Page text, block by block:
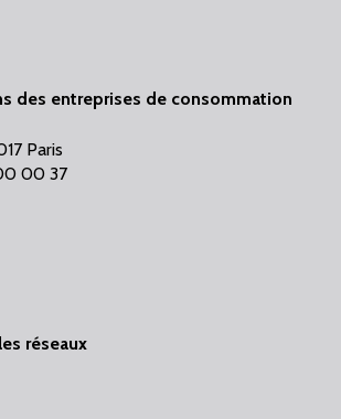
des entreprises de consommation
Paris
00 37
réseaux